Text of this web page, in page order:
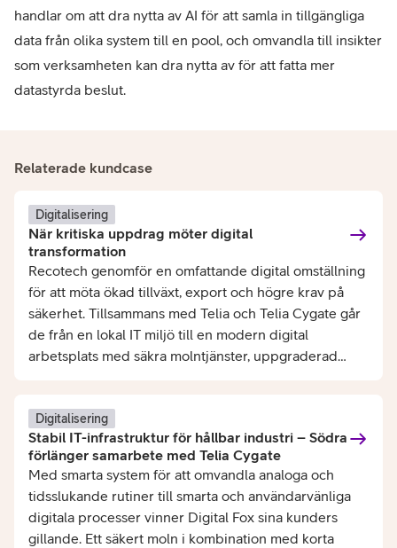
handlar om att dra nytta av AI för att samla in tillgängliga
data från olika system till en pool, och omvandla till insikter
som verksamheten kan dra nytta av för att fatta mer
datastyrda beslut.
Relaterade kundcase
Digitalisering
När kritiska uppdrag möter digital
transformation
Recotech genomför en omfattande digital omställning
för att möta ökad tillväxt, export och högre krav på
säkerhet. Tillsammans med Telia och Telia Cygate går
de från en lokal IT miljö till en modern digital
arbetsplats med säkra molntjänster, uppgraderad
Digitalisering
Stabil IT-infrastruktur för hållbar industri – Södra
förlänger samarbete med Telia Cygate
Med smarta system för att omvandla analoga och
tidsslukande rutiner till smarta och användarvänliga
digitala processer vinner Digital Fox sina kunders
gillande. Ett säkert moln i kombination med korta